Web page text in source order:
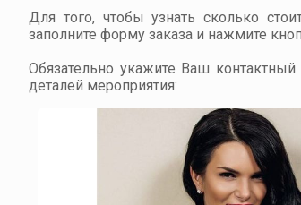
Для того, чтобы узнать сколько
заполните форму заказа и нажмите
Обязательно укажите Ваш
деталей мероприятия: